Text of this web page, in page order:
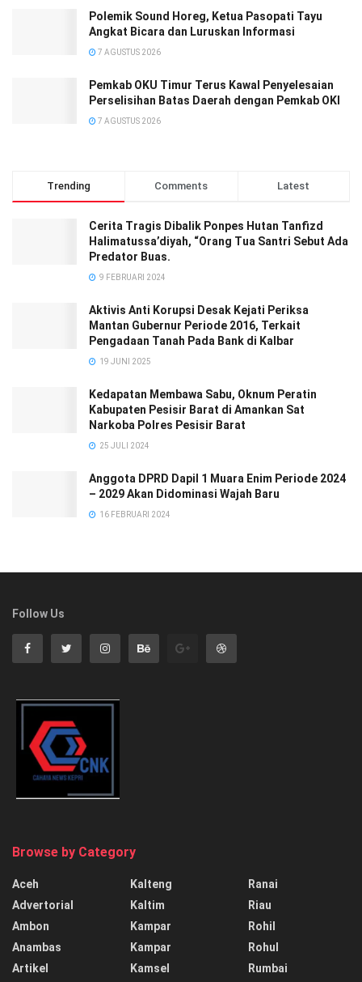
Polemik Sound Horeg, Ketua Pasopati Tayu
Angkat Bicara dan Luruskan Informasi
7 AGUSTUS 2026
Pemkab OKU Timur Terus Kawal Penyelesaian
Perselisihan Batas Daerah dengan Pemkab OKI
7 AGUSTUS 2026
Trending Comments Latest
Cerita Tragis Dibalik Ponpes Hutan Tanfizd
Halimatussa’diyah, “Orang Tua Santri Sebut Ada
Predator Buas.
9 FEBRUARI 2024
Aktivis Anti Korupsi Desak Kejati Periksa
Mantan Gubernur Periode 2016, Terkait
Pengadaan Tanah Pada Bank di Kalbar
19 JUNI 2025
Kedapatan Membawa Sabu, Oknum Peratin
Kabupaten Pesisir Barat di Amankan Sat
Narkoba Polres Pesisir Barat
25 JULI 2024
Anggota DPRD Dapil 1 Muara Enim Periode 2024
– 2029 Akan Didominasi Wajah Baru
16 FEBRUARI 2024
Follow Us
Browse by Category
Aceh
Advertorial
Ambon
Anambas
Artikel
Kalteng
Kaltim
Kampar
Kampar
Kamsel
Ranai
Riau
Rohil
Rohul
Rumbai